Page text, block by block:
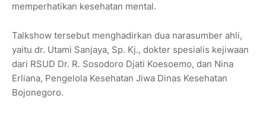
memperhatikan kesehatan mental.
Talkshow tersebut menghadirkan dua narasumber ahli,
yaitu dr. Utami Sanjaya, Sp. Kj., dokter spesialis kejiwaan
dari RSUD Dr. R. Sosodoro Djati Koesoemo, dan Nina
Erliana, Pengelola Kesehatan Jiwa Dinas Kesehatan
Bojonegoro.